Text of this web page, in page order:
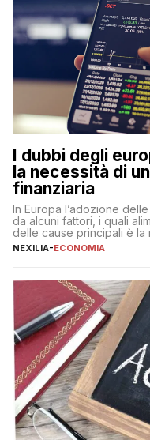
I dubbi degli
la necessità di
finanziaria
In Europa l’adozione
da alcuni fattori, i quali
delle cause principali è la
educazione finanziaria,
sulle criptovalute: […]
NEXILIA-ECONOMIA